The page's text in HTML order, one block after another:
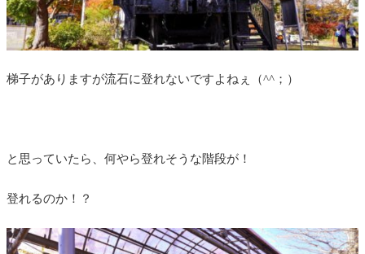
梯子がありますが流石に登れないですよねぇ（^^；）
と思っていたら、何やら登れそうな階段が！
登れるのか！？